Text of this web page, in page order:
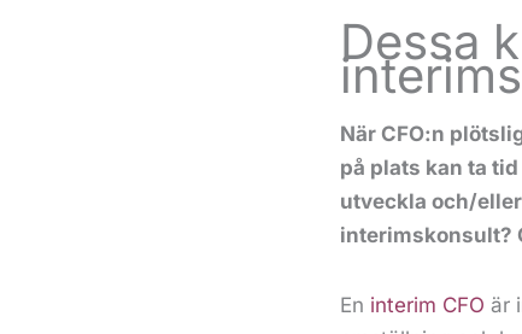
Dessa
När CFO:n
på plats kan ta
utveckla och/
interimskonsult?
En interim CFO är